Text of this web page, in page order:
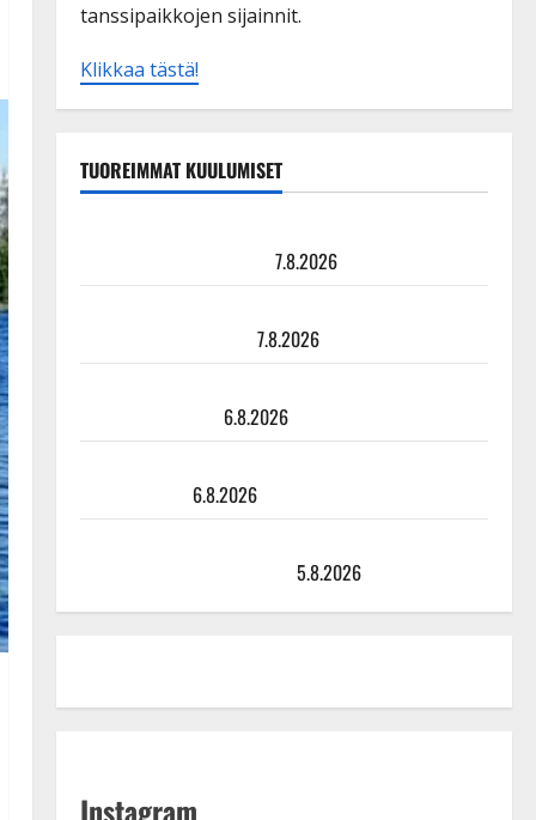
tanssipaikkojen sijainnit.
Klikkaa tästä!
TUOREIMMAT KUULUMISET
7.8.2026
7.8.2026
6.8.2026
6.8.2026
5.8.2026
Instagram